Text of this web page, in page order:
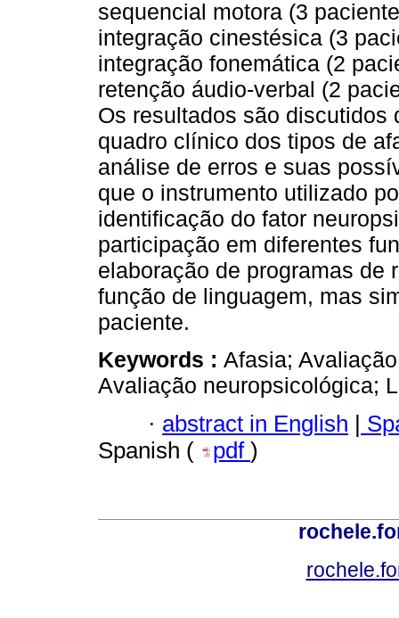
sequencial motora (3
integração cinestésica (3
integração fonemática (2
retenção áudio-verbal (2
Os resultados são discutidos
quadro clínico dos tipos de
análise de erros e suas
que o instrumento utilizado
identificação do fator
participação em diferentes
elaboração de programas de
função de linguagem, mas
paciente.
Keywords : Afasia;
Avaliação neuropsicológica;
· abstract in English |
Spanish (
pdf )